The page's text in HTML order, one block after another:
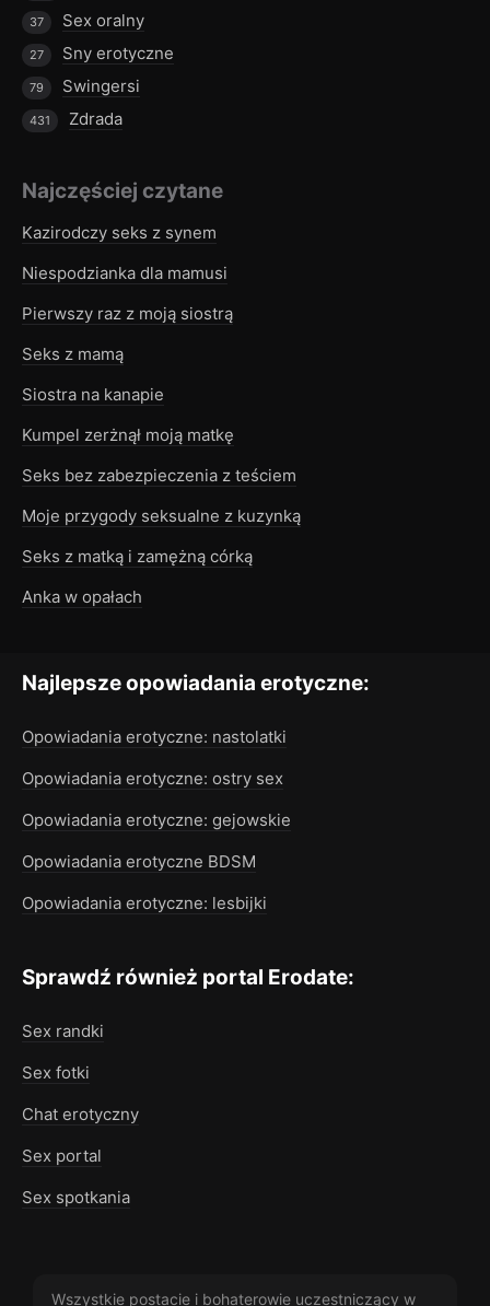
Sex oralny
37
Sny erotyczne
27
Swingersi
79
Zdrada
431
Najczęściej czytane
Kazirodczy seks z synem
Niespodzianka dla mamusi
Pierwszy raz z moją siostrą
Seks z mamą
Siostra na kanapie
Kumpel zerżnął moją matkę
Seks bez zabezpieczenia z teściem
Moje przygody seksualne z kuzynką
Seks z matką i zamężną córką
Anka w opałach
Najlepsze opowiadania erotyczne:
Opowiadania erotyczne: nastolatki
Opowiadania erotyczne: ostry sex
Opowiadania erotyczne: gejowskie
Opowiadania erotyczne BDSM
Opowiadania erotyczne: lesbijki
Sprawdź również portal Erodate:
Sex randki
Sex fotki
Chat erotyczny
Sex portal
Sex spotkania
Wszystkie postacie i bohaterowie uczestniczący w